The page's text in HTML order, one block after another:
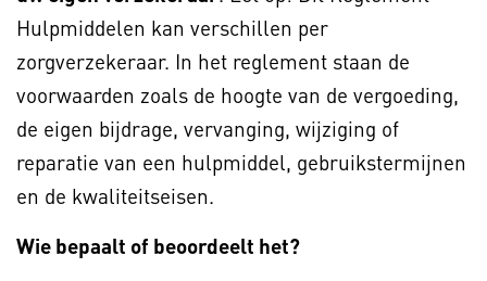
Hulpmiddelen kan verschillen per
zorgverzekeraar. In het reglement staan de
voorwaarden zoals de hoogte van de vergoeding,
de eigen bijdrage, vervanging, wijziging of
reparatie van een hulpmiddel, gebruikstermijnen
en de kwaliteitseisen.
Wie bepaalt of beoordeelt het?